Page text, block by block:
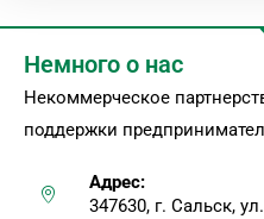
Немного о нас
Некоммерческое
поддержки
Адрес:
347630, г. Сальск,